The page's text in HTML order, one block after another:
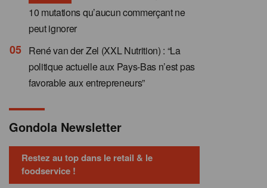
10 mutations qu’aucun commerçant ne
peut ignorer
René van der Zel (XXL Nutrition) : “La
politique actuelle aux Pays-Bas n’est pas
favorable aux entrepreneurs”
Gondola Newsletter
Restez au top dans le retail & le
foodservice !